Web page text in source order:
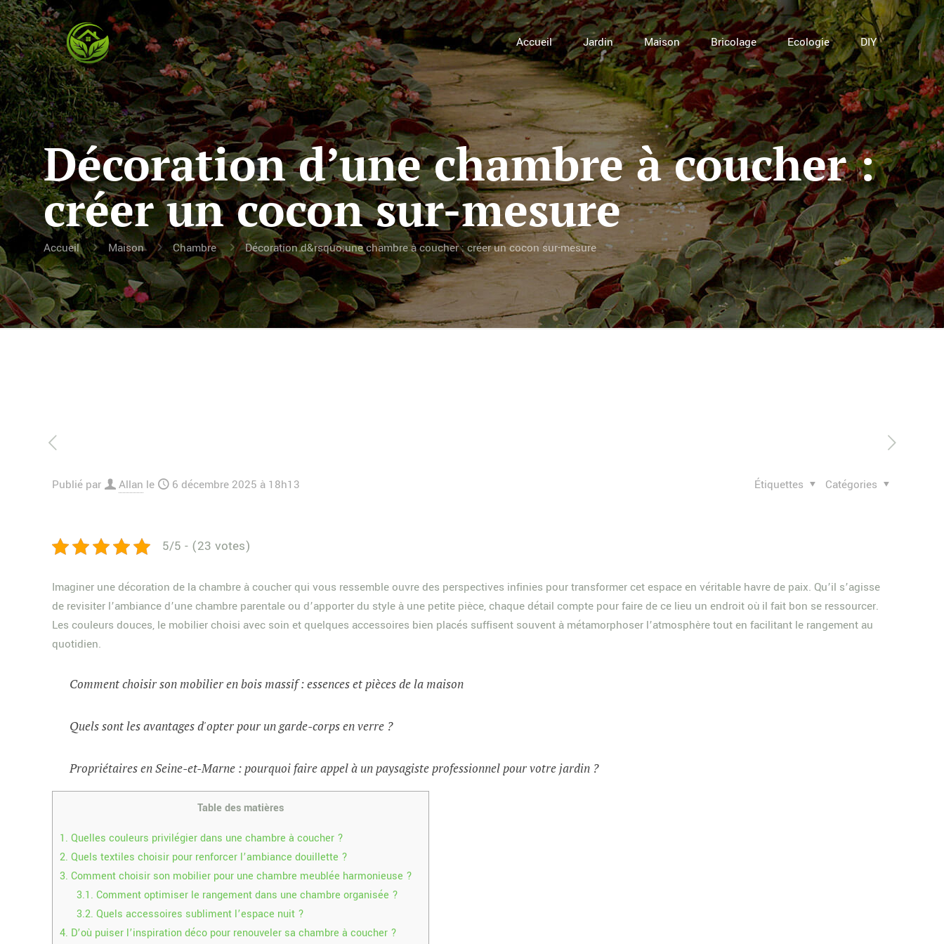
Accueil Jardin Maison Bricolage Ecologie DIY
Décoration d’une chambre à coucher :
créer un cocon sur-mesure
Accueil Maison Chambre Décoration d&rsquo;une chambre à coucher : créer un cocon sur-mesure
Publié par Allan le 6 décembre 2025 à 18h13 Catégories
Étiquettes
5/5 - (23 votes)
Imaginer une décoration de la chambre à coucher qui vous ressemble ouvre des perspectives infinies pour transformer cet espace en véritable havre de paix. Qu’il s’agisse
de revisiter l’ambiance d’une chambre parentale ou d’apporter du style à une petite pièce, chaque détail compte pour faire de ce lieu un endroit où il fait bon se ressourcer.
Les couleurs douces, le mobilier choisi avec soin et quelques accessoires bien placés suffisent souvent à métamorphoser l’atmosphère tout en facilitant le rangement au
quotidien.
Comment choisir son mobilier en bois massif : essences et pièces de la maison
Quels sont les avantages d'opter pour un garde-corps en verre ?
Propriétaires en Seine-et-Marne : pourquoi faire appel à un paysagiste professionnel pour votre jardin ?
Table des matières
1. Quelles couleurs privilégier dans une chambre à coucher ?
2. Quels textiles choisir pour renforcer l’ambiance douillette ?
3. Comment choisir son mobilier pour une chambre meublée harmonieuse ?
3.1. Comment optimiser le rangement dans une chambre organisée ?
3.2. Quels accessoires subliment l’espace nuit ?
4. D’où puiser l’inspiration déco pour renouveler sa chambre à coucher ?